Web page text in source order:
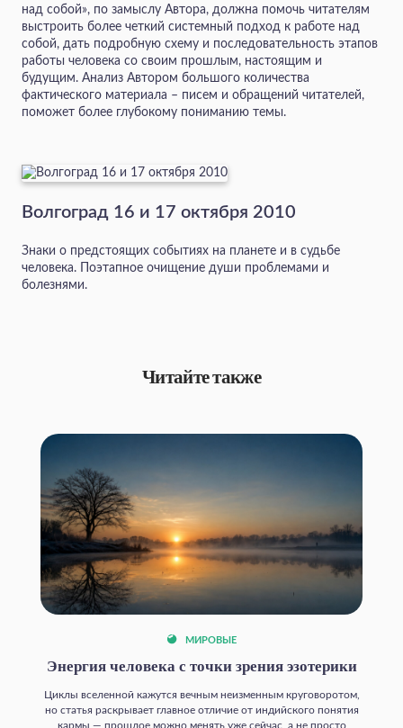
над собой», по замыслу Автора, должна помочь читателям
выстроить более четкий системный подход к работе над
собой, дать подробную схему и последовательность этапов
работы человека со своим прошлым, настоящим и
будущим. Анализ Автором большого количества
фактического материала – писем и обращений читателей,
поможет более глубокому пониманию темы.
Волгоград 16 и 17 октября 2010
Знаки о предстоящих событиях на планете и в судьбе
человека. Поэтапное очищение души проблемами и
болезнями.
Читайте также
МИРОВЫЕ
Энергия человека с точки зрения эзотерики
Циклы вселенной кажутся вечным неизменным круговоротом,
но статья раскрывает главное отличие от индийского понятия
кармы — прошлое можно менять уже сейчас, а не просто